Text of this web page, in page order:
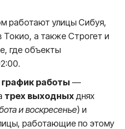
работают улицы Сибуя,
а также Строгет и
где объекты
работы —
трех выходныхднях
и воскресенье) и
работающие по этому